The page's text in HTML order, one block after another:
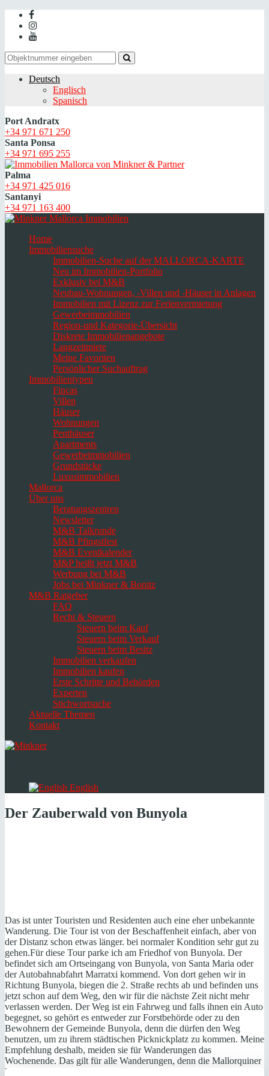
Deutsch
Englisch
Spanisch
Port Andratx
+34 971 671 250
Santa Ponsa
+34 971 695 255
Palma
+34 971 425 016
Santanyi
+34 971 163 400
Home
Immobiliensuche
Immobilien-Suche auf der MALLORCA-KARTE
Neu im Immobilien-Portfolio
Exklusiv bei M&B
Neubau-Wohnungen, -Villen und -Häuser in Anlagen
Immobilien mit Lizenz zur Ferienvermietung
Gewerbeimmobilien
Region-und Kategorie-Übersicht
Diskrete Immobilienangebote
Langzeitmiete
Meine Favoriten
Persönlicher Suchauftrag
Immobilientypen
Fincas
Villen
Häuser
Wohnungen
Penthäuser
Apartments
Gewerbeimmobilien
Grundstücke
Luxusimmobilien
Mallorca
Über uns
Beratungszentren
Newsletter
M&B Talkrunde
M&B Pfingstfest
M&B Eventkalender
M&P heißt jetzt M&B
Werbung bei M&B
Jobs bei Minkner & Bonitz
M&B Ratgeber
FAQ
Recht & Steuern
Steuern beim Kauf
Steuern beim Verkauf
Steuern beim Besitz
Immobilien verkaufen
Immobilien kaufen
Erste Schritte und Behörden
Experten
Stichwortsuche
Aktuelle Themen
Kontakt
English
Der Zauberwald von Bunyola
Das ist unter Touristen und Residenten auch eine eher unbekannte
Wanderung. Die Tour ist von der Beschaffenheit einfach, aber von
der Distanz schon etwas länger. bei normaler Kondition sehr gut zu
gehen.Für diese Tour parke ich am Friedhof von Bunyola. Der
befindet sich am Ortseingang von Bunyola, von Santa Maria oder
der Autobahnabfahrt Marratxi kommend. Von dort gehen wir in
Richtung Bunyola, biegen die 2. Straße rechts ab und befinden uns
jetzt schon auf dem Weg, den wir für die nächste Zeit nicht mehr
verlassen werden. Der Weg ist ein Fahrweg und falls ihnen ein Auto
begegnet, so gehört es entweder zur Forstbehörde oder zu den
Bewohnern der Gemeinde Bunyola, denn die dürfen den Weg
benutzen, um zu ihrem städtischen Picknickplatz zu kommen. Meine
Empfehlung deshalb, meiden sie für Wanderungen das
Wochenende. Das gilt für alle Wanderungen, denn die Mallorquiner
lieben die Berge und sind an den Wochenenden unterwegs, weil sie